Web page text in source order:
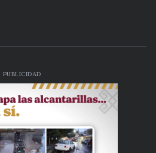
PUBLICIDAD